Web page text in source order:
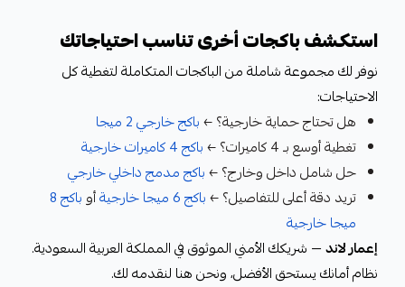
استكشف باكجات أخرى تناسب احتياجاتك
نوفر لك مجموعة شاملة من الباكجات المتكاملة لتغطية كل
الاحتياجات:
هل تحتاج حماية خارجية؟ ←باكج خارجي 2 ميجا
تغطية أوسع بـ 4 كاميرات؟ ←
باكج 4 كاميرات خارجية
حل شامل داخل وخارج؟ ←باكج مدمج داخلي خارجي
تريد دقة أعلى للتفاصيل؟ ←باكج 6 ميجا خارجية أو
باكج 8
ميجا خارجية
إعمار لاند— شريكك الأمني الموثوق في المملكة العربية السعودية.
نظام أمانك يستحق الأفضل، ونحن هنا لنقدمه لك.